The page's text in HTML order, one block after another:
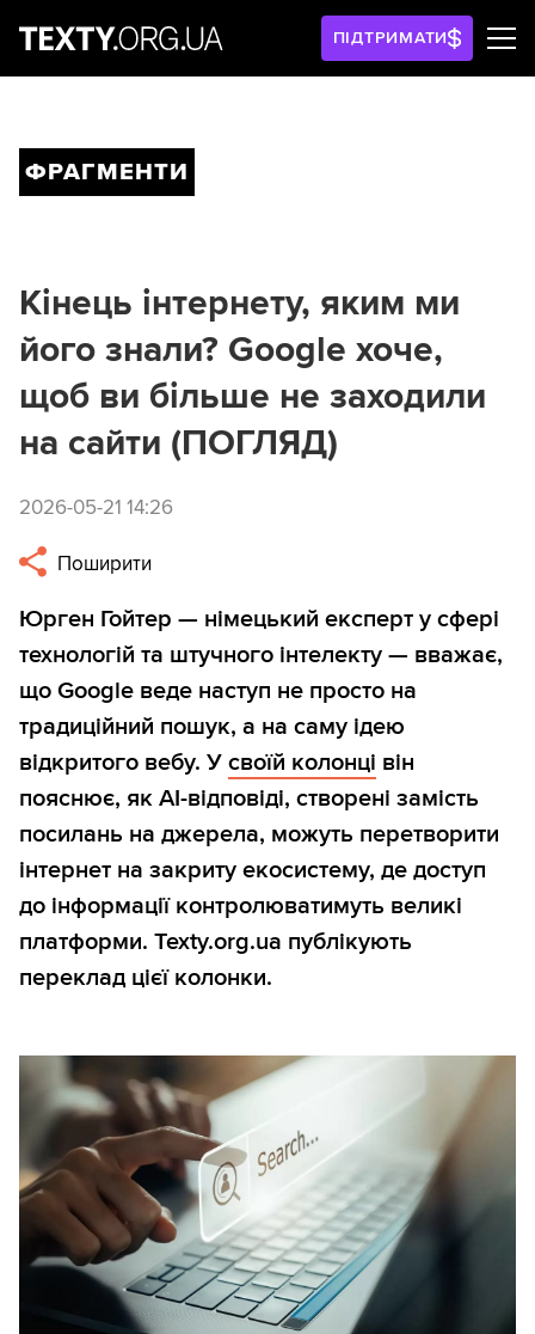
ПІДТРИМАТИ
ФРАГМЕНТИ
Кінець інтернету, яким ми
його знали? Google хоче,
щоб ви більше не заходили
на сайти (ПОГЛЯД)
2026-05-21 14:26
Поширити
Юрген Гойтер — німецький експерт у сфері
технологій та штучного інтелекту — вважає,
що Google веде наступ не просто на
традиційний пошук, а на саму ідею
відкритого вебу. У своїй колонці він
пояснює, як AI-відповіді, створені замість
посилань на джерела, можуть перетворити
інтернет на закриту екосистему, де доступ
до інформації контролюватимуть великі
платформи. Texty.org.ua публікують
переклад цієї колонки.